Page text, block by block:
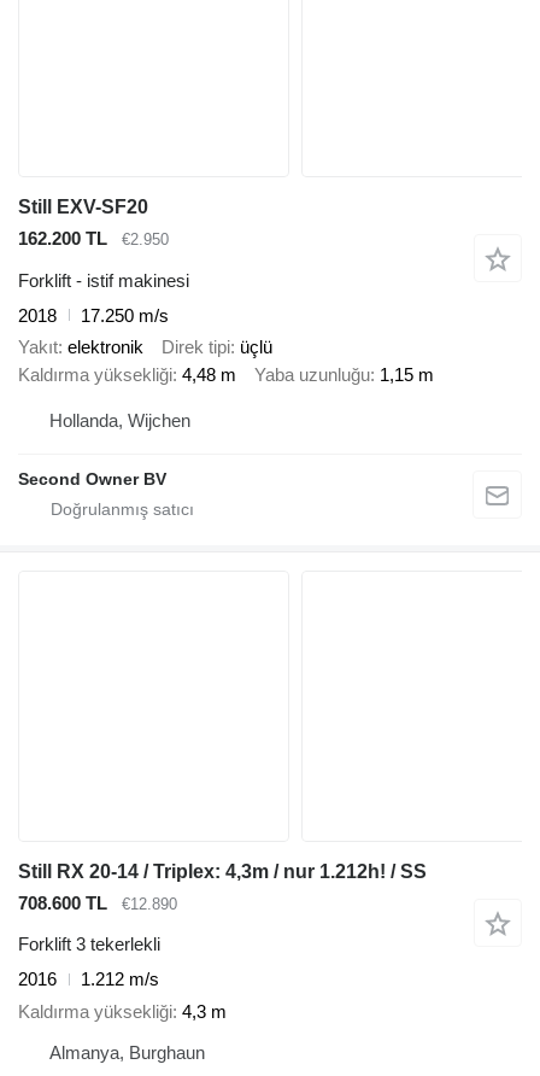
Still EXV-SF20
162.200 TL
€2.950
Forklift - istif makinesi
2018
17.250 m/s
Yakıt elektronik Direk tipi üçlü
Kaldırma yüksekliği 4,48 m Yaba uzunluğu 1,15 m
Hollanda, Wijchen
Second Owner BV
Still RX 20-14 / Triplex: 4,3m / nur 1.212h! / SS
708.600 TL
€12.890
Forklift 3 tekerlekli
2016
1.212 m/s
Kaldırma yüksekliği 4,3 m
Almanya, Burghaun